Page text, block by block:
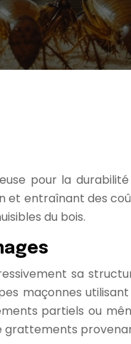
pour la
entraînant des
du bois.
sa
maçonnes
partiels ou